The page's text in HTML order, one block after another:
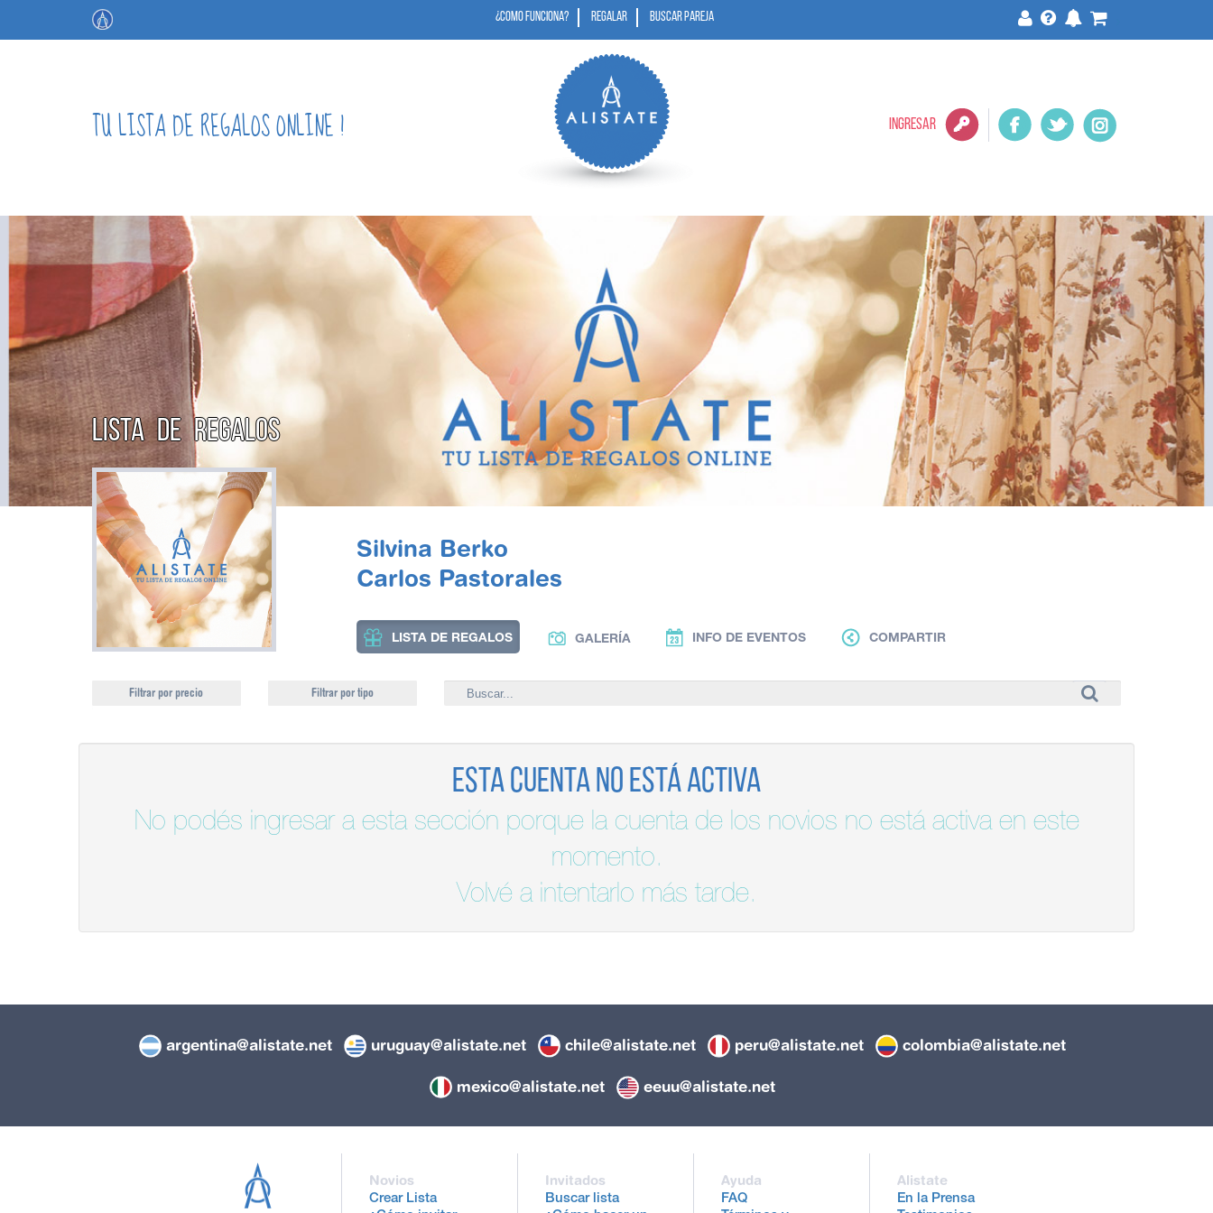
¿COMO FUNCIONA? REGALAR BUSCAR PAREJA
TU LISTA DE REGALOS ONLINE ! INGRESAR
LISTA DE REGALOS
Silvina Berko
Carlos Pastorales
LISTA DE REGALOS GALERÍA INFO DE EVENTOS COMPARTIR
Filtrar por precio Filtrar por tipo
Esta cuenta no está activa
No podés ingresar a esta sección porque la cuenta de los novios no está activa en este
momento.
Volvé a intentarlo más tarde.
argentina@alistate.net uruguay@alistate.net chile@alistate.net peru@alistate.net colombia@alistate.net
mexico@alistate.net eeuu@alistate.net
Novios
Crear Lista
Invitados
Buscar lista
Ayuda
FAQ
Alistate
En la Prensa